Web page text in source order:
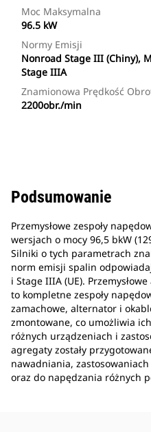
Moc Maksymalna
96.5 kW
Normy Emisji
Nonroad Stage III (Chiny),
Stage IIIA
Znamionowa Prędkość
2200obr./min
Podsumowanie
Przemysłowe zespoły
wersjach o mocy 96,5 bkW
Silniki o tych parametrach
norm emisji spalin
i Stage IIIA (UE).
to kompletne zespoły
zamachowe, alternator i
zmontowane, co umożliwia
różnych urządzeniach i
agregaty zostały
nawadniania,
oraz do napędzania różnych